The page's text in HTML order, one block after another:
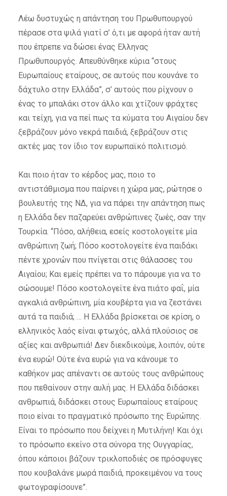
Λέω δυστυχώς η απάντηση του Πρωθυπουργού
πέρασε στα ψιλά γιατί σ’ ό,τι με αφορά ήταν αυτή
που έπρεπε να δώσει ένας Ελληνας
Πρωθυπουργός. Απευθύνθηκε κύρια “στους
Ευρωπαίους εταίρους, σε αυτούς που κουνάνε το
δάχτυλο στην Ελλάδα”, σ’ αυτούς που ρίχνουν ο
ένας το μπαλάκι στον άλλο και χτίζουν φράχτες
και τείχη, για να πεί πως τα κύματα του Αιγαίου δεν
ξεβράζουν μόνο νεκρά παιδιά, ξεβράζουν στις
ακτές μας τον ίδιο τον ευρωπαϊκό πολιτισμό.
Και ποιο ήταν το κέρδος μας, ποιο το
αντιστάθμισμα που παίρνει η χώρα μας, ρώτησε ο
βουλευτής της ΝΔ, για να πάρει την απάντηση πως
η Ελλάδα δεν παζαρεύει ανθρώπινες ζωές, σαν την
Τουρκία. “Πόσο, αλήθεια, εσείς κοστολογείτε μία
ανθρώπινη ζωή; Πόσο κοστολογείτε ένα παιδάκι
πέντε χρονών που πνίγεται στις θάλασσες του
Αιγαίου; Και εμείς πρέπει να το πάρουμε για να το
σώσουμε! Πόσο κοστολογείτε ένα πιάτο φαΐ, μία
αγκαλιά ανθρώπινη, μία κουβέρτα για να ζεστάνει
αυτά τα παιδιά; … Η Ελλάδα βρίσκεται σε κρίση, ο
ελληνικός λαός είναι φτωχός, αλλά πλούσιος σε
αξίες και ανθρωπιά! Δεν διεκδικούμε, λοιπόν, ούτε
ένα ευρώ! Ούτε ένα ευρώ για να κάνουμε το
καθήκον μας απέναντι σε αυτούς τους ανθρώπους
που πεθαίνουν στην αυλή μας. Η Ελλάδα διδάσκει
ανθρωπιά, διδάσκει στους Ευρωπαίους εταίρους
ποιο είναι το πραγματικό πρόσωπο της Ευρώπης.
Είναι το πρόσωπο που δείχνει η Μυτιλήνη! Και όχι
το πρόσωπο εκείνο στα σύνορα της Ουγγαρίας,
όπου κάποιοι βάζουν τρικλοποδιές σε πρόσφυγες
που κουβαλάνε μωρά παιδιά, προκειμένου να τους
φωτογραφίσουνε”.